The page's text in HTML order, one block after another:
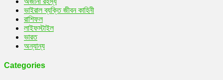
ভাইরাল ব্যক্তি জীবন কাহিনী
রাশিফল
লাইফস্টাইল
ভারত
অন্যান্য
Categories